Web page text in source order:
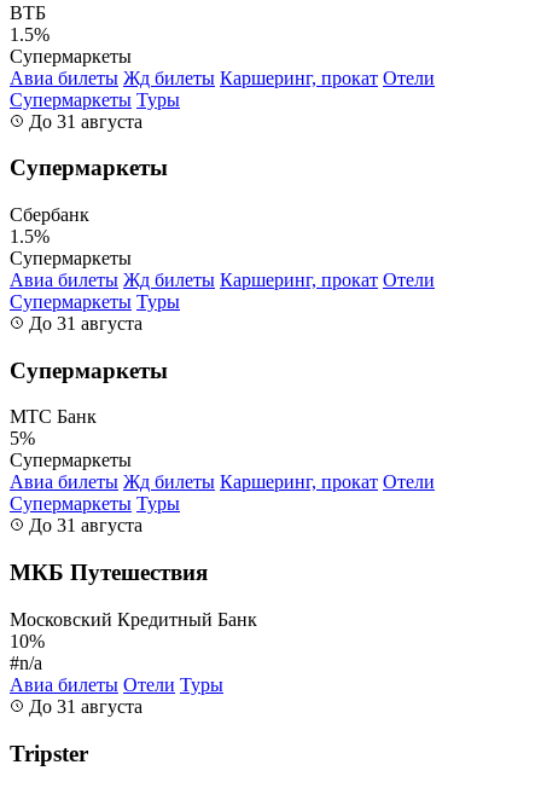
ВТБ
1.5%
Супермаркеты
Авиа билеты Жд билеты Каршеринг, прокат Отели
Супермаркеты Туры
До 31 августа
Супермаркеты
Сбербанк
1.5%
Супермаркеты
Авиа билеты Жд билеты Каршеринг, прокат Отели
Супермаркеты Туры
До 31 августа
Супермаркеты
МТС Банк
5%
Супермаркеты
Авиа билеты Жд билеты Каршеринг, прокат Отели
Супермаркеты Туры
До 31 августа
МКБ Путешествия
Московский Кредитный Банк
10%
#n/a
Авиа билеты Отели Туры
До 31 августа
Tripster